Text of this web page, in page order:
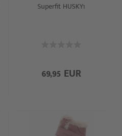
Superfit HUSKY1
69,95 EUR